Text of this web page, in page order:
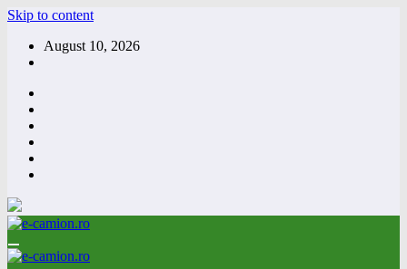
Skip to content
August 10, 2026